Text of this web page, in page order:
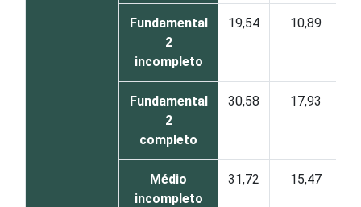
Fundamental
2
incompleto
19,54 10,89
Fundamental
2
completo
30,58 17,93
Médio
incompleto
31,72 15,47